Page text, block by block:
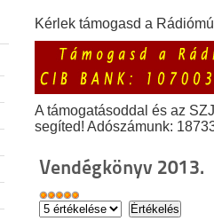
Kérlek támogasd a
A támogatásoddal és az
segíted! Adószámunk:
Vendégkönyv 2013.